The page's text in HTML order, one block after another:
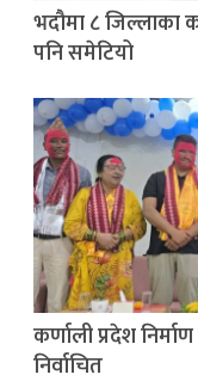
भदौमा ८ जिल्लाका
पनि समेटियो
कर्णाली प्रदेश
निर्वाचित